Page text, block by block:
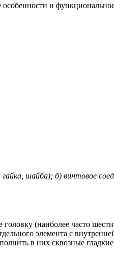
и
шайба); б) винтовое
(наиболее часто
элемента с
в них сквозные